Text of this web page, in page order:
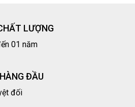
Đáp ứng mọi thiết kế, mọi màu
yêu cầu của khách hàng.
xuất nhanh nhất thị trường.
chuyên nghiệp và cẩn thận.
linh hoạt, thuận tiện cho khách
LƯỢNG
01 năm
ĐẦU
đối